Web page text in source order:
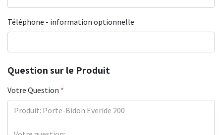
Téléphone - information optionnelle
Question sur le Produit
Votre Question *